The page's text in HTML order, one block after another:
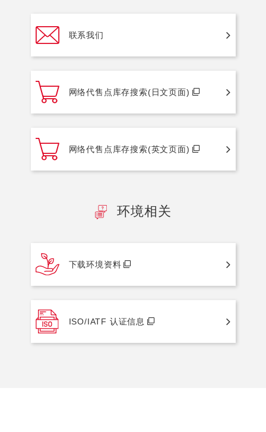
联系我们
网络代售点库存搜索(日文页面)
网络代售点库存搜索(英文页面)
环境相关
下载环境资料
ISO/IATF 认证信息